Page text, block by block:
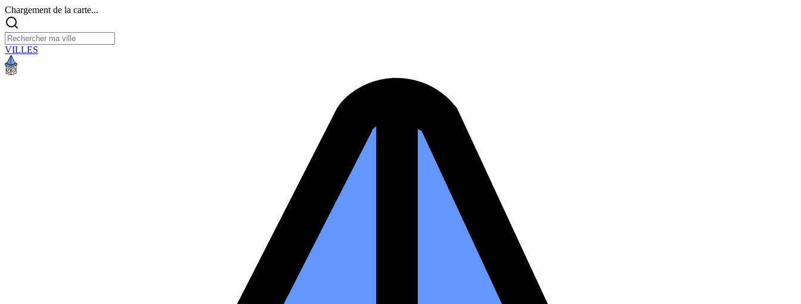
Chargement de la carte...
VILLES